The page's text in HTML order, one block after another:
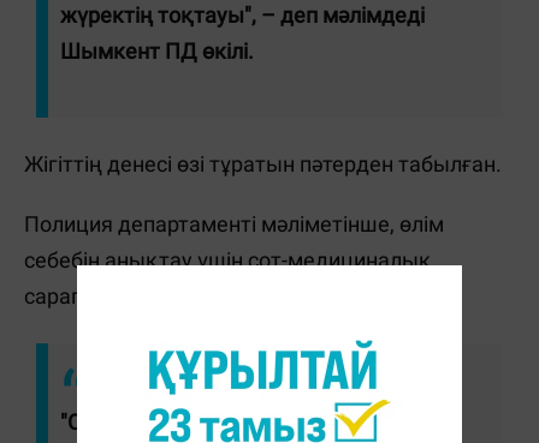
жүректің тоқтауы", – деп мәлімдеді
Шымкент ПД өкілі.
Жігіттің денесі өзі тұратын пәтерден табылған.
Полиция департаменті мәліметінше, өлім
себебін анықтау үшін сот-медициналық
сараптама тағайындалған.
"Оқиғаның мән-жайын анықтауға